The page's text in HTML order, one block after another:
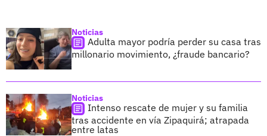
Noticias
Adulta mayor podría perder su casa tras
millonario movimiento, ¿fraude bancario?
Noticias
Intenso rescate de mujer y su familia
tras accidente en vía Zipaquirá; atrapada
entre latas